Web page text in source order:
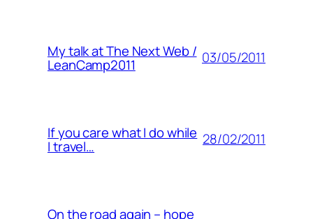
My talk at The Next Web /
LeanCamp2011 03/05/2011
If you care what I do while
I travel… 28/02/2011
On the road again – hope